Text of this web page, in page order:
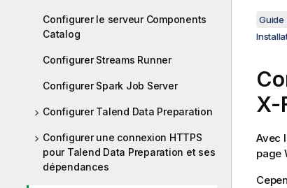
Configurer le serveur Components
Catalog
Configurer Streams Runner
Configurer Spark Job Server
Configurer Talend Data Preparation
Configurer une connexion HTTPS
pour Talend Data Preparation et ses
dépendances
Guide
X-
Avec
page